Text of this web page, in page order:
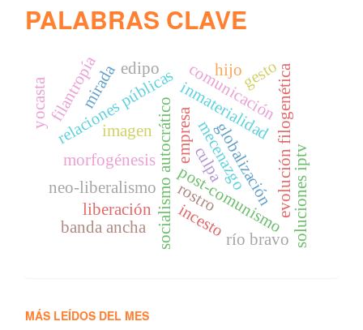
PALABRAS CLAVE
socialismo autocráticopost-comunismo
neo-liberalismo globalizaciónevolución filogenética
morfogénesis
inmaterialidad
liberación
comunicación
relaciones públicasempresamecenazgo
filantropía
imagen
gesto
rostro
mirada
banda ancha soluciones iptv
edipo
yocasta
hijo
incesto
culpa
río bravo
MÁS LEÍDOS DEL MES